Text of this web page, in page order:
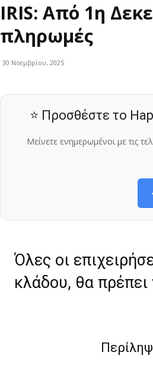
IRIS: Από 1η
πληρωμές
30 Νοεμβρίου, 2025
⭐ Προσθέστε το
Μείνετε ενημερωμένοι με τις
Όλες οι
κλάδου, θα